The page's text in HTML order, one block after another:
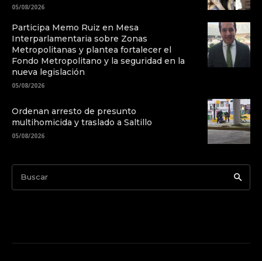
05/08/2026
Participa Memo Ruiz en Mesa
Interparlamentaria sobre Zonas
Metropolitanas y plantea fortalecer el
Fondo Metropolitano y la seguridad en la
nueva legislación
05/08/2026
Ordenan arresto de presunto
multihomicida y traslado a Saltillo
05/08/2026
Buscar